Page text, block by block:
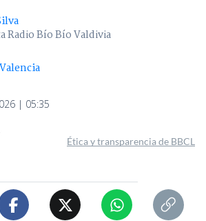
Radio Bío Bío Valdivia
| 05:35
Ética y transparencia de BBCL